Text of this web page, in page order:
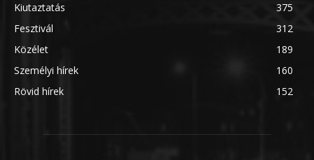
Kiutaztatás
375
Fesztivál
312
Közélet
189
Személyi hírek
160
Rövid hírek
152